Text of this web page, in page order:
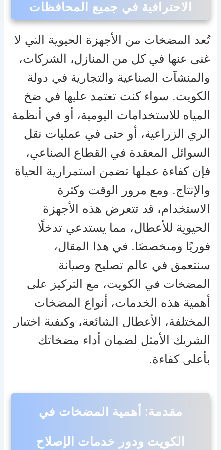
الاحترافية في جميع المحافظات
تُعد المضخات من الأجهزة الحيوية التي لا
غنى عنها في كل من المنازل، الشركات،
والمنشآت الصناعية والتجارية في دولة
الكويت. سواء كنت تعتمد عليها في ضخ
المياه للاستخدامات اليومية، أو في أنظمة
الري الزراعية، أو حتى في عمليات نقل
السوائل المعقدة في القطاع الصناعي،
فإن كفاءة عملها تضمن استمرارية الحياة
والإنتاج. ومع مرور الوقت وكثرة
الاستخدام، قد تتعرض هذه الأجهزة
الحيوية للأعطال، مما يستدعي تدخلًا
فوريًا ومتخصصًا. في هذا المقال،
سنتعمق في عالم تصليح وصيانة
المضخات في الكويت، مع التركيز على
أهمية هذه الخدمات، أنواع المضخات
المختلفة، الأعطال الشائعة، وكيفية اختيار
الشريك الأمثل لضمان أداء مضخاتك
بأعلى كفاءة.
مقدمة: أهمية المضخات في
الكويت ودور خدمات الإصلاح